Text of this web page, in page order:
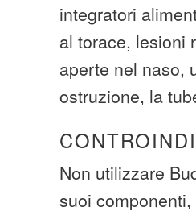
integratori
al torace, lesioni
aperte nel naso,
ostruzione, la
Non utilizzare
suoi